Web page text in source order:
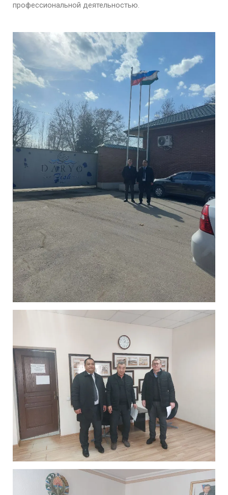
профессиональной деятельностью.